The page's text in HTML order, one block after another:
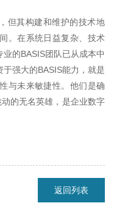
但其构建和维护的技术地
。在系统日益复杂、技术
的BASIS团队已从成本中
强大的BASIS能力，就是
与未来敏捷性。他们是确
的无名英雄，是企业数字
返回列表